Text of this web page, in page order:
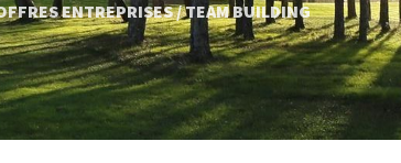
ENTREPRISES / TEAM BUILDING